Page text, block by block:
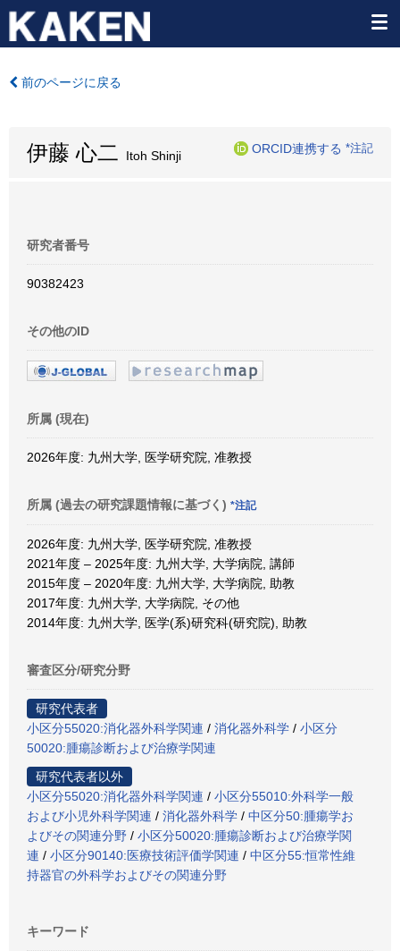
前のページに戻る
伊藤 心二 Itoh Shinji
ORCID連携する *注記
研究者番号
90382423
その他のID
所属 (現在)
2026年度: 九州大学, 医学研究院, 准教授
所属 (過去の研究課題情報に基づく) *注記
2026年度: 九州大学, 医学研究院, 准教授
2021年度 – 2025年度: 九州大学, 大学病院, 講師
2015年度 – 2020年度: 九州大学, 大学病院, 助教
2017年度: 九州大学, 大学病院, その他
2014年度: 九州大学, 医学(系)研究科(研究院), 助教
審査区分/研究分野
研究代表者
小区分55020:消化器外科学関連 / 消化器外科学 / 小区分
50020:腫瘍診断および治療学関連
研究代表者以外
小区分55020:消化器外科学関連 / 小区分55010:外科学一般
および小児外科学関連 / 消化器外科学 / 中区分50:腫瘍学お
よびその関連分野 / 小区分50020:腫瘍診断および治療学関
連 / 小区分90140:医療技術評価学関連 / 中区分55:恒常性維
持器官の外科学およびその関連分野
キーワード